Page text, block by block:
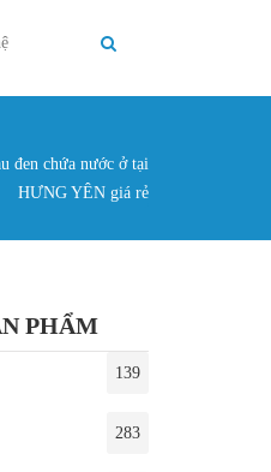
đen chứa nước ở tại
HƯNG YÊN giá rẻ
PHẨM
139
283